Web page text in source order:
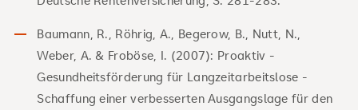
Baumann, R., Röhrig, A., Begerow, B., Nutt, N.,
Weber, A. & Froböse, I. (2007): Proaktiv -
Gesundheitsförderung für Langzeitarbeitslose -
Schaffung einer verbesserten Ausgangslage für den